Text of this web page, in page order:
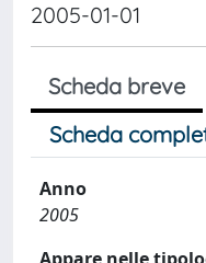
2005-01-01
Scheda breve
Scheda
Anno
2005